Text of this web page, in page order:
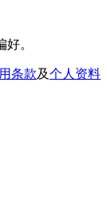
。
条款及个人资料